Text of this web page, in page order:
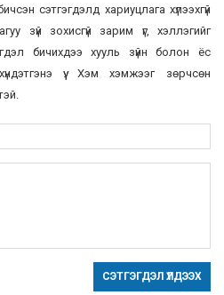
сэтгэгдэлд хариуцлага хүлээхгүй
зүй зохисгүй зарим үг, хэллэгийг
бичихдээ хууль зүйн болон ёс
үү. Хэм хэмжээг зөрчсөн
СЭТГЭГДЭЛ ҮЛДЭЭХ